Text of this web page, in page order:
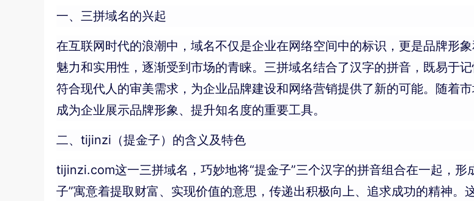
一、三拼域名的兴起
在互联网时代的浪潮中，域名不仅是企业在网络空间中的标识，更是品牌形
魅力和实用性，逐渐受到市场的青睐。三拼域名结合了汉字的拼音，既易于
符合现代人的审美需求，为企业品牌建设和网络营销提供了新的可能。随着
成为企业展示品牌形象、提升知名度的重要工具。
二、tijinzi（提金子）的含义及特色
tijinzi.com这一三拼域名，巧妙地将“提金子”三个汉字的拼音组合在一起，
子”寓意着提取财富、实现价值的意思，传递出积极向上、追求成功的精神